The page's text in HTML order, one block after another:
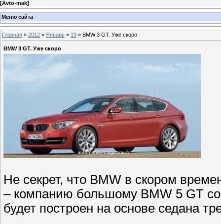
[Avto-mak]
Меню сайта
Главная » 2012 » Январь » 19 » BMW 3 GT. Уже скоро
BMW 3 GT. Уже скоро
Не секрет, что BMW в скором
– компанию большому BMW 5 GT
будет построен на основе седана